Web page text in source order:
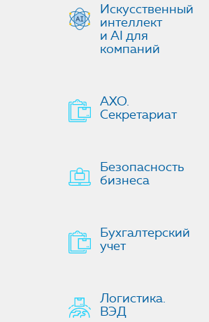
Искусственный
интеллект
и AI для
компаний
АХО.
Секретариат
Безопасность
бизнеса
Бухгалтерский
учет
Логистика.
ВЭД